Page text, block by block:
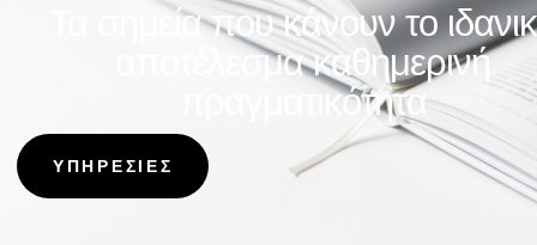
Τα σημεία που κάνουν το
αποτέλεσμα καθημερινή
πραγματικότητα​​
ΥΠΗΡΕΣΙΕΣ